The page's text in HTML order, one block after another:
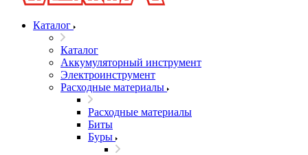
Каталог
Каталог
Аккумуляторный инструмент
Электроинструмент
Расходные материалы
Расходные материалы
Биты
Буры